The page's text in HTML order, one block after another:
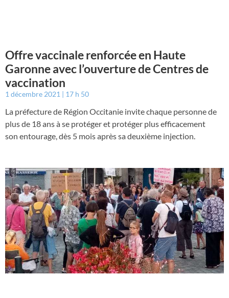
Offre vaccinale renforcée en Haute
Garonne avec l’ouverture de Centres de
vaccination
1 décembre 2021 17 h 50
La préfecture de Région Occitanie invite chaque personne de
plus de 18 ans à se protéger et protéger plus efficacement
son entourage, dès 5 mois après sa deuxième injection.